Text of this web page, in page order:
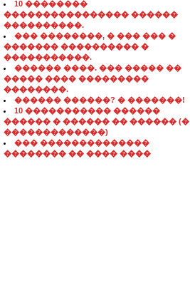
10 ��������
���������������� ������
����������.
��� ��������, � ��� ��� �
������� ���������� �
�����������.
������ ����. ��� ����� ��
����� ���� ���������
��������.
������ ������? � �������!
10 ����������� ������
������ � ������ �� ������ (�
�������������)
��� ��������������
�������� �� ���� ����